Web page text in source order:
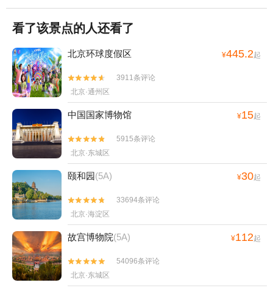
看了该景点的人还看了
北京环球度假区 ¥445.2起


3911条评论
北京·通州区
中国国家博物馆 ¥15起


5915条评论
北京·东城区
颐和园(5A) ¥30起


33694条评论
北京·海淀区
故宫博物院(5A) ¥112起


54096条评论
北京·东城区